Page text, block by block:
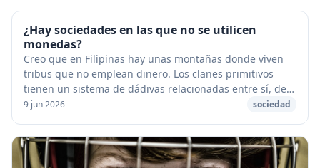
¿Hay sociedades en las que no se utilicen
monedas?
Creo que en Filipinas hay unas montañas donde viven
tribus que no emplean dinero. Los clanes primitivos
tienen un sistema de dádivas relacionadas entre sí, de
manera que si yo soy esquimal y comparto ...
9 jun 2026 sociedad